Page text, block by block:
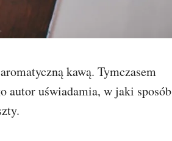
kawą. Tymczasem
autor uświadamia, w jaki sposób